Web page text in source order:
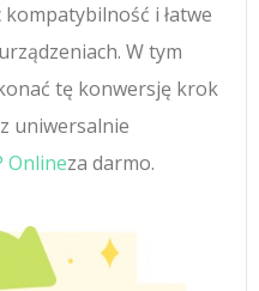
kompatybilność i łatwe
W tym
tę konwersję krok
uniwersalnie
Onlineza darmo.